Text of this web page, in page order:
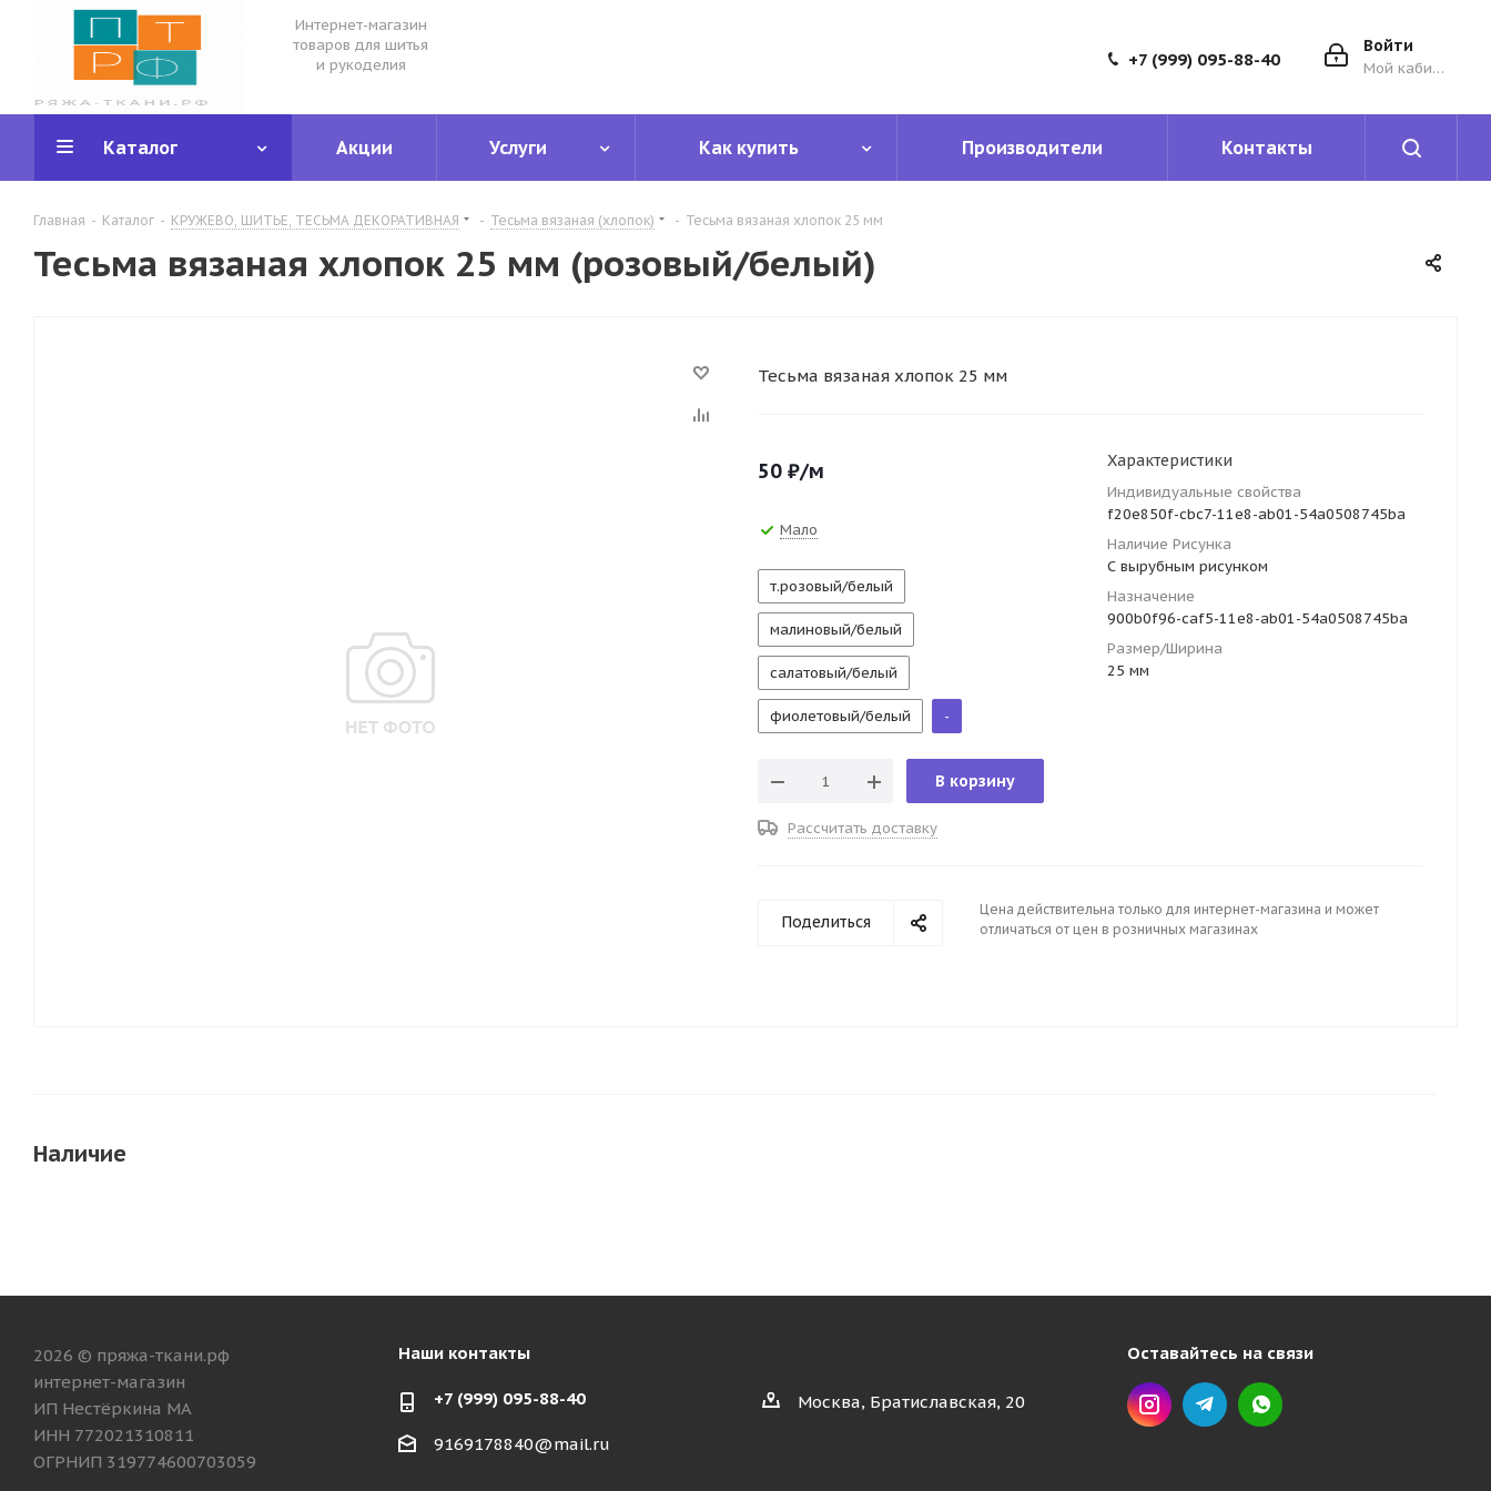
Интернет-магазин
товаров для шитья
и рукоделия
Войти
Мой кабинет
+7 (999) 095-88-40
Каталог Акции Услуги Как купить Производители Контакты
Главная - Каталог - КРУЖЕВО, ШИТЬЕ, ТЕСЬМА ДЕКОРАТИВНАЯ - Тесьма вязаная (хлопок) - Тесьма вязаная хлопок 25 мм
Тесьма вязаная хлопок 25 мм (розовый/белый)
Тесьма вязаная хлопок 25 мм
50 ₽/м
Мало
т.розовый/белый
малиновый/белый
салатовый/белый
фиолетовый/белый -
В корзину
Рассчитать доставку
Характеристики
Индивидуальные свойства
f20e850f-cbc7-11e8-ab01-54a0508745ba
Наличие Рисунка
С вырубным рисунком
Назначение
900b0f96-caf5-11e8-ab01-54a0508745ba
Размер/Ширина
25 мм
Поделиться
Цена действительна только для интернет-магазина и может
отличаться от цен в розничных магазинах
Наличие
2026 © пряжа-ткани.рф
интернет-магазин
ИП Нестёркина МА
ИНН 772021310811
ОГРНИП 319774600703059
Наши контакты
+7 (999) 095-88-40
9169178840@mail.ru
Москва, Братиславская, 20
Оставайтесь на связи